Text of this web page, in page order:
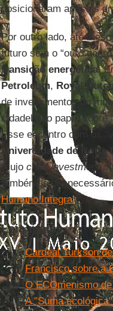
posicionaram após as
Por outro lado, até
futuro sem o “ouro
transição energética.
Petroleum, Royal
de investimentos do
cidadela do papa, sobre “
Esse encontro com os
Universidade de Notre
(cujo chief investment
também, é
Humano Integral.
Leia mais
Cardeal Turkson
Francisco sobre a
O ECOmenismo de
A "Suma